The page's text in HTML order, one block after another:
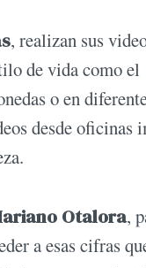
, realizan sus
de vida como
o en
desde oficinas
Otalora,
a esas cifras